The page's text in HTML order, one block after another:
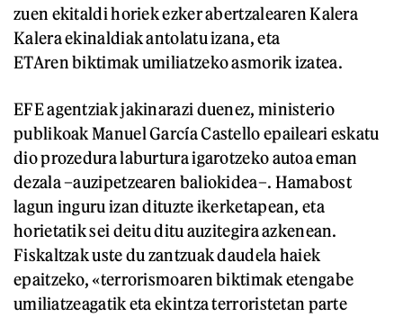
zuen ekitaldi horiek ezker abertzalearen Kalera
Kalera ekinaldiak antolatu izana, eta
ETAren biktimak umiliatzeko asmorik izatea.
EFE agentziak jakinarazi duenez, ministerio
publikoak Manuel García Castello epaileari eskatu
dio prozedura laburtura igarotzeko autoa eman
dezala –auzipetzearen baliokidea–. Hamabost
lagun inguru izan dituzte ikerketapean, eta
horietatik sei deitu ditu auzitegira azkenean.
Fiskaltzak uste du zantzuak daudela haiek
epaitzeko, «terrorismoaren biktimak etengabe
umiliatzeagatik eta ekintza terroristetan parte